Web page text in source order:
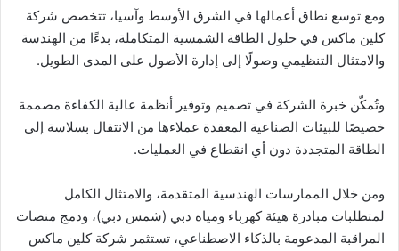
ومع توسع نطاق أعمالها في الشرق الأوسط وآسيا، تتخصص شركة
كلين ماكس في حلول الطاقة الشمسية المتكاملة، بدءًا من الهندسة
والامتثال التنظيمي وصولًا إلى إدارة الأصول على المدى الطويل.
وتُمكّن خبرة الشركة في تصميم وتوفير أنظمة عالية الكفاءة مصممة
خصيصًا للبيئات الصناعية المعقدة عملاءها من الانتقال بسلاسة إلى
الطاقة المتجددة دون أي انقطاع في العمليات.
ومن خلال الممارسات الهندسية المتقدمة، والامتثال الكامل
لمتطلبات مبادرة هيئة كهرباء ومياه دبي (شمس دبي)، ودمج منصات
المراقبة المدعومة بالذكاء الاصطناعي، تستثمر شركة كلين ماكس